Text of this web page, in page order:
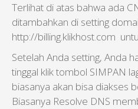
Terlihat di atas bahwa ada
ditambahkan di setting
http://billing.klikhost.com
Setelah Anda setting, Anda
tinggal klik tombol SIMPAN
biasanya akan bisa diakses
Biasanya Resolve DNS